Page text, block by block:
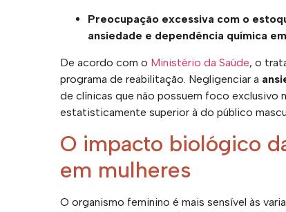
Preocupação excessiva com o
ansiedade e dependência química
De acordo com o Ministério da Saúde, o
programa de reabilitação. Negligenciar a
de clínicas que não possuem foco exclusivo
estatisticamente superior à do público
O impacto biológico
em mulheres
O organismo feminino é mais sensível às